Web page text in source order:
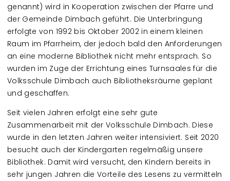
genannt) wird in Kooperation zwischen der Pfarre und
der Gemeinde Dimbach geführt. Die Unterbringung
erfolgte von 1992 bis Oktober 2002 in einem kleinen
Raum im Pfarrheim, der jedoch bald den Anforderungen
an eine moderne Bibliothek nicht mehr entsprach. So
wurden im Zuge der Errichtung eines Turnsaales für die
Volksschule Dimbach auch Bibliotheksräume geplant
und geschaffen.
Seit vielen Jahren erfolgt eine sehr gute
Zusammenarbeit mit der Volksschule Dimbach. Diese
wurde in den letzten Jahren weiter intensiviert. Seit 2020
besucht auch der Kindergarten regelmäßig unsere
Bibliothek. Damit wird versucht, den Kindern bereits in
sehr jungen Jahren die Vorteile des Lesens zu vermitteln